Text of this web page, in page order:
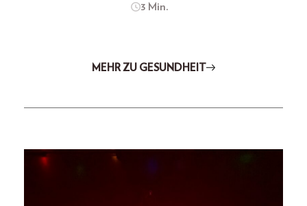
3 Min.
MEHR ZU GESUNDHEIT